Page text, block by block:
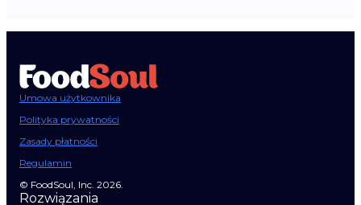
Umowa użytkownika
Polityka prywatności
Zasady płatności
Regulamin
© FoodSoul, Inc. 2026.
Rozwiązania